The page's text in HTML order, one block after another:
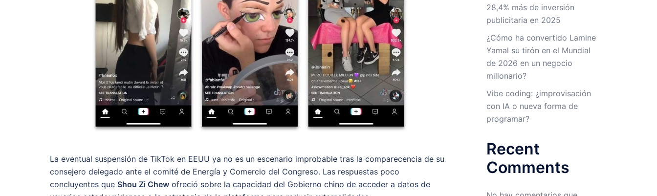
La eventual suspensión de TikTok en EEUU ya no es un escenario improbable tras la comparecencia de su
consejero delegado ante el comité de Energía y Comercio del Congreso. Las respuestas poco
concluyentes que Shou Zi Chew ofreció sobre la capacidad del Gobierno chino de acceder a datos de
28,4% más de inversión
publicitaria en 2025
¿Cómo ha convertido Lamine
Yamal su tirón en el Mundial
de 2026 en un negocio
millonario?
Vibe coding: ¿improvisación
con IA o nueva forma de
programar?
Recent
Comments